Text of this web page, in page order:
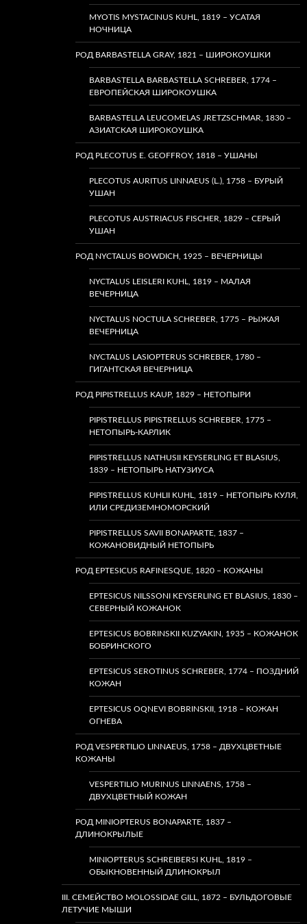
MYOTIS MYSTACINUS KUHL, 1819 – УСАТАЯ
НОЧНИЦА
РОД BARBASTELLA GRAY, 1821 – ШИРОКОУШКИ
BARBASTELLA BARBASTELLA SCHREBER, 1774 –
ЕВРОПЕЙСКАЯ ШИРОКОУШКА
BARBASTELLA LEUCOMELAS JRETZSCHMAR, 1830 –
АЗИАТСКАЯ ШИРОКОУШКА
РОД PLECOTUS E. GEOFFROY, 1818 – УШАНЫ
PLECOTUS AURITUS LINNAEUS (L.), 1758 – БУРЫЙ
УШАН
PLECOTUS AUSTRIACUS FISCHER, 1829 – СЕРЫЙ
УШАН
РОД NYCTALUS BOWDICH, 1925 – ВЕЧЕРНИЦЫ
NYCTALUS LEISLERI KUHL, 1819 – МАЛАЯ
ВЕЧЕРНИЦА
NYCTALUS NOCTULA SCHREBER, 1775 – РЫЖАЯ
ВЕЧЕРНИЦА
NYCTALUS LASIOPTERUS SCHREBER, 1780 –
ГИГАНТСКАЯ ВЕЧЕРНИЦА
РОД PIPISTRELLUS KAUP, 1829 – НЕТОПЫРИ
PIPISTRELLUS PIPISTRELLUS SCHREBER, 1775 –
НЕТОПЫРЬ-КАРЛИК
PIPISTRELLUS NATHUSII KEYSERLING ET BLASIUS,
1839 – НЕТОПЫРЬ НАТУЗИУСА
PIPISTRELLUS KUHLII KUHL, 1819 – НЕТОПЫРЬ КУЛЯ,
ИЛИ СРЕДИЗЕМНОМОРСКИЙ
PIPISTRELLUS SAVII BONAPARTE, 1837 –
КОЖАНОВИДНЫЙ НЕТОПЫРЬ
РОД EPTESICUS RAFINESQUE, 1820 – КОЖАНЫ
EPTESICUS NILSSONI KEYSERLING ET BLASIUS, 1830 –
СЕВЕРНЫЙ КОЖАНОК
EPTESICUS BOBRINSKII KUZYAKIN, 1935 – КОЖАНОК
БОБРИНСКОГО
EPTESICUS SEROTINUS SCHREBER, 1774 – ПОЗДНИЙ
КОЖАН
EPTESICUS OQNEVI BOBRINSKII, 1918 – КОЖАН
ОГНЕВА
РОД VESPERTILIO LINNAEUS, 1758 – ДВУХЦВЕТНЫЕ
КОЖАНЫ
VESPERTILIO MURINUS LINNAENS, 1758 –
ДВУХЦВЕТНЫЙ КОЖАН
РОД MINIOPTERUS BONAPARTE, 1837 –
ДЛИНОКРЫЛЫЕ
MINIOPTERUS SCHREIBERSI KUHL, 1819 –
ОБЫКНОВЕННЫЙ ДЛИНОКРЫЛ
III. СЕМЕЙСТВО MOLOSSIDAE GILL, 1872 – БУЛЬДОГОВЫЕ
ЛЕТУЧИЕ МЫШИ